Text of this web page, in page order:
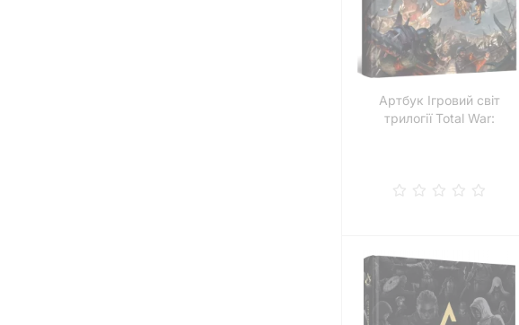
Артбук Ігровий світ
трилогії Total War: